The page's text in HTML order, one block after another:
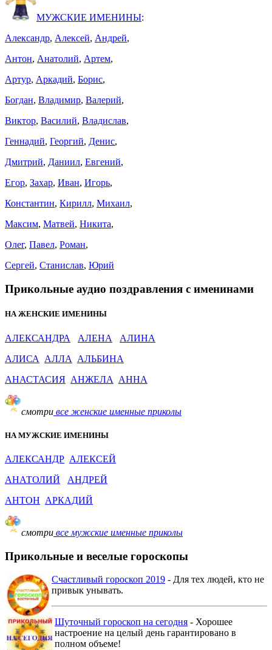
МУЖСКИЕ ИМЕНИНЫ:
Александр, Алексей, Андрей,
Антон, Анатолий, Артем,
Артур, Аркадий, Борис,
Богдан, Владимир, Валерий,
Виктор, Василий, Владислав,
Геннадий, Георгий, Денис,
Дмитрий, Даниил, Евгений,
Егор, Захар, Иван, Игорь,
Константин, Кирилл, Михаил,
Максим, Матвей, Никита,
Олег, Павел, Роман,
Сергей, Станислав, Юрий
Прикольные аудио поздравления с именинами
НА ЖЕНСКИЕ ИМЕНИНЫ
АЛЕКСАНДРА АЛЕНА
АЛИНА
АЛИСА
АЛЛА
АЛЬБИНА
АНАСТАСИЯ АНЖЕЛА АННА
смотри все женские именные приколы
НА МУЖСКИЕ ИМЕНИНЫ
АЛЕКСАНДР АЛЕКСЕЙ
АНАТОЛИЙ
АНДРЕЙ
АНТОН АРКАДИЙ
смотри все мужские именные приколы
Прикольные и веселые гороскопы
Счастливый гороскоп 2019 - Для тех людей, кто не
привык унывать.
Шуточный гороскоп на сегодня - Хорошее
настроение на целый день гарантировано в
полном объеме!